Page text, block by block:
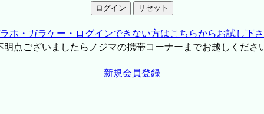
ホ・ガラケー・ログインできない方はこちらからお試し下
点ございましたらノジマの携帯コーナーまでお越しくださ
新規会員登録